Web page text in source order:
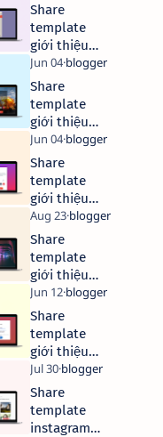
Share
template
giới thiệu
bản thân
version 5.0
Share
template
giới thiệu
bản thân
version 1.1
Share
template
giới thiệu
bản thân
version 1.0
Share
template
giới thiệu
bản thân
version 4.0
Share
template
giới thiệu
bản thân
version 3.0
Share
template
instagram